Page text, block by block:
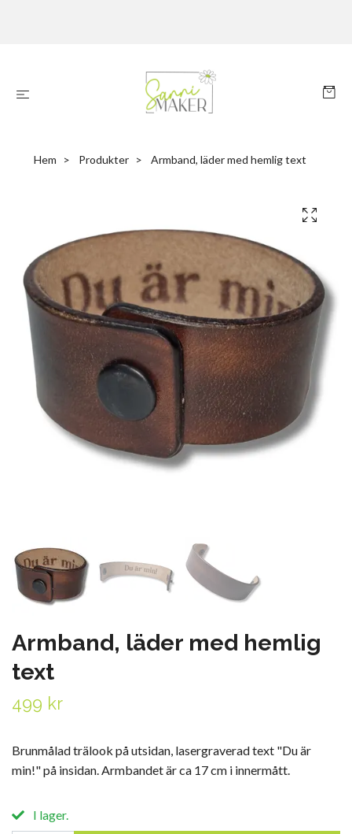
Hem Produkter Armband, läder med hemlig text
Armband, läder med hemlig
text
499 kr
Brunmålad trälook på utsidan, lasergraverad text "Du är
min!" på insidan. Armbandet är ca 17 cm i innermått.
I lager.